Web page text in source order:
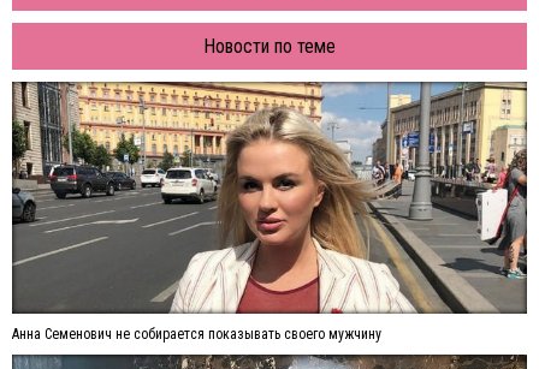
Новости по теме
Анна Семенович не собирается показывать своего мужчину